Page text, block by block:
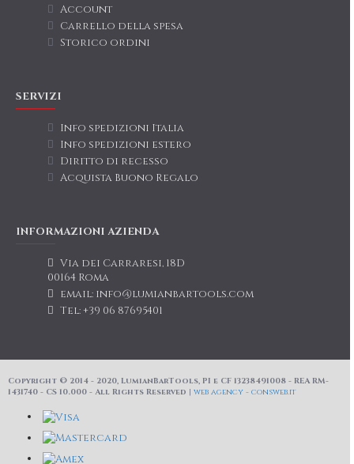
Account
Carrello della spesa
Storico ordini
SERVIZI
Info spedizioni Italia
Info spedizioni estero
Diritto di recesso
Acquista Buono Regalo
INFORMAZIONI AZIENDA
Via dei Carraresi, 18D
00164 Roma
email: info@lumianbartools.com
Tel: +39 06 87695401
Copyright © 2014 - 2020, LumianBarTools, PI e CF 13238491008 - REA RM-
1431740 - CS 10.000 - All Rights Reserved | web agency - consweb.it